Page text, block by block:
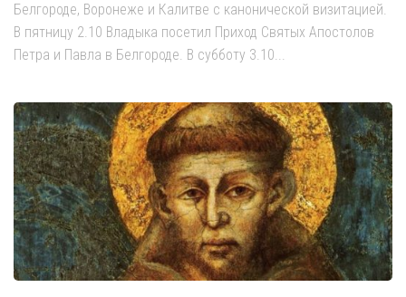
Белгороде, Воронеже и Калитве с канонической визитацией.
В пятницу 2.10 Владыка посетил Приход Святых Апостолов
Петра и Павла в Белгороде. В субботу 3.10...